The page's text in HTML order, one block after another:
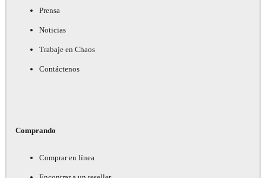
Prensa
Noticias
Trabaje en Chaos
Contáctenos
Comprando
Comprar en línea